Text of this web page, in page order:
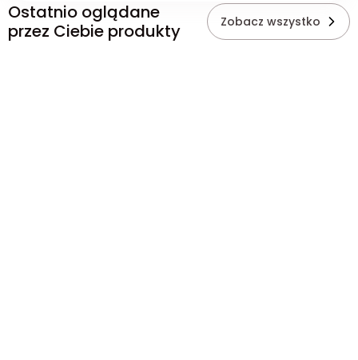
Ostatnio oglądane
przez Ciebie produkty
Zobacz wszystko